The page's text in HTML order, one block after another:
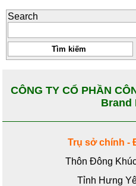
Search
CÔNG TY CỔ PHẦN
Brand
Trụ sở chính -
Thôn Đông
Tỉnh Hưng